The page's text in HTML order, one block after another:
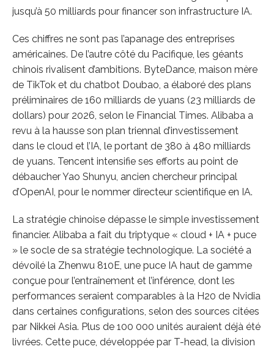
jusqu’à 50 milliards pour financer son infrastructure IA.
Ces chiffres ne sont pas l’apanage des entreprises
américaines. De l’autre côté du Pacifique, les géants
chinois rivalisent d’ambitions. ByteDance, maison mère
de TikTok et du chatbot Doubao, a élaboré des plans
préliminaires de 160 milliards de yuans (23 milliards de
dollars) pour 2026, selon le Financial Times. Alibaba a
revu à la hausse son plan triennal d’investissement
dans le cloud et l’IA, le portant de 380 à 480 milliards
de yuans. Tencent intensifie ses efforts au point de
débaucher Yao Shunyu, ancien chercheur principal
d’OpenAI, pour le nommer directeur scientifique en IA.
La stratégie chinoise dépasse le simple investissement
financier. Alibaba a fait du triptyque « cloud + IA + puce
» le socle de sa stratégie technologique. La société a
dévoilé la Zhenwu 810E, une puce IA haut de gamme
conçue pour l’entraînement et l’inférence, dont les
performances seraient comparables à la H20 de Nvidia
dans certaines configurations, selon des sources citées
par Nikkei Asia. Plus de 100 000 unités auraient déjà été
livrées. Cette puce, développée par T-head, la division